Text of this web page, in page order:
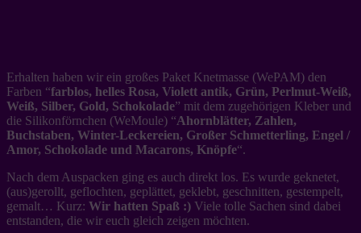
Erhalten haben wir ein großes Paket Knetmasse (WePAM) den
Farben “farblos, helles Rosa, Violett antik, Grün, Perlmut-Weiß,
Weiß, Silber, Gold, Schokolade” mit dem zugehörigen Kleber und
die Silikonförnchen (WeMoule) “Ahornblätter, Zahlen,
Buchstaben, Winter-Leckereien, Großer Schmetterling, Engel /
Amor, Schokolade und Macarons, Knöpfe“.
Nach dem Auspacken ging es auch direkt los. Es wurde geknetet,
(aus)gerollt, geflochten, geplättet, geklebt, geschnitten, gestempelt,
gemalt… Kurz: Wir hatten Spaß :) Viele tolle Sachen sind dabei
entstanden, die wir euch gleich zeigen möchten.